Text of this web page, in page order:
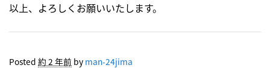
以上、よろしくお願いいたします。
Posted 約 2 年前 by man-24jima